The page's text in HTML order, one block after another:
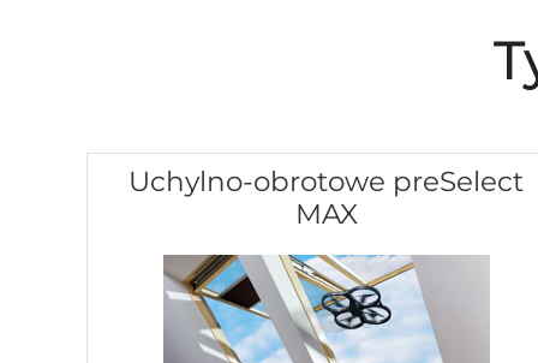
Uchylno-obrotowe preSelect
MAX